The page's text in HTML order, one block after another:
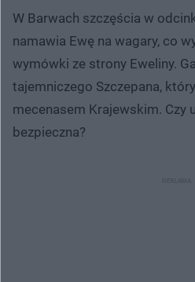
W Barwach szczęścia w
namawia Ewę na wagary, co
wymówki ze strony Eweliny.
tajemniczego Szczepana,
mecenasem Krajewskim. Czy
bezpieczna?